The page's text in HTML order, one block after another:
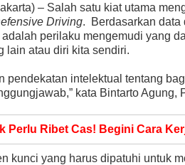
– Salah satu kiat utama
Driving. Berdasarkan data
adalah perilaku mengemudi yang
lain atau diri kita sendiri.
pendekatan intelektual tentang
kata Bintarto Agung,
Perlu Ribet Cas! Begini Cara
kunci yang harus dipatuhi untuk